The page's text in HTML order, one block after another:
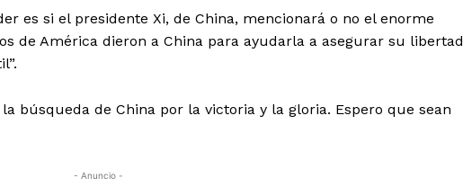
es si el presidente Xi, de China, mencionará o no el enorme
de América dieron a China para ayudarla a asegurar su libertad
búsqueda de China por la victoria y la gloria. Espero que sean
- Anuncio -